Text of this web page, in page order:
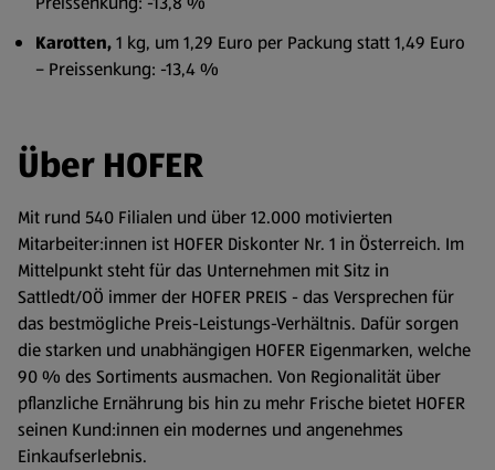
Karotten,1 kg, um 1,29 Euro per Packung statt 1,49 Euro
– Preissenkung: -13,4 %
Über HOFER
Mit rund 540 Filialen und über 12.000 motivierten
Mitarbeiter:innen ist HOFER Diskonter Nr. 1 in Österreich. Im
Mittelpunkt steht für das Unternehmen mit Sitz in
Sattledt/OÖ immer der HOFER PREIS - das Versprechen für
das bestmögliche Preis-Leistungs-Verhältnis. Dafür sorgen
die starken und unabhängigen HOFER Eigenmarken, welche
90 % des Sortiments ausmachen. Von Regionalität über
pflanzliche Ernährung bis hin zu mehr Frische bietet HOFER
seinen Kund:innen ein modernes und angenehmes
Einkaufserlebnis.